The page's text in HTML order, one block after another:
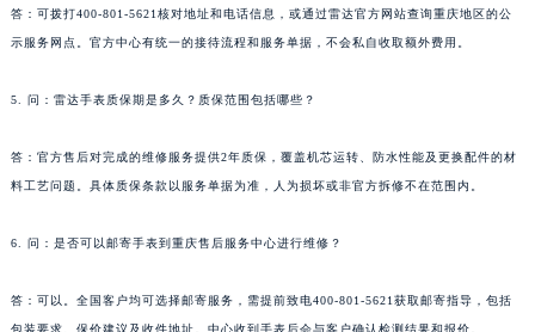
答：可拨打400-801-5621核对地址和电话信息，或通过雷达官方网站查询重庆地区的公
示服务网点。官方中心有统一的接待流程和服务单据，不会私自收取额外费用。
5. 问：雷达手表质保期是多久？质保范围包括哪些？
答：官方售后对完成的维修服务提供2年质保，覆盖机芯运转、防水性能及更换配件的材
料工艺问题。具体质保条款以服务单据为准，人为损坏或非官方拆修不在范围内。
6. 问：是否可以邮寄手表到重庆售后服务中心进行维修？
答：可以。全国客户均可选择邮寄服务，需提前致电400-801-5621获取邮寄指导，包括
包装要求、保价建议及收件地址。中心收到手表后会与客户确认检测结果和报价。